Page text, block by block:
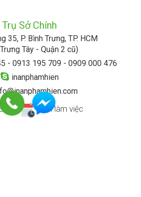
Trụ Sở Chính
35, P. Bình Trưng, TP. HCM
Tây - Quận 2 cũ)
- 0913 195 709 - 0909 000 476
inanphamhien
Lịch làm việc